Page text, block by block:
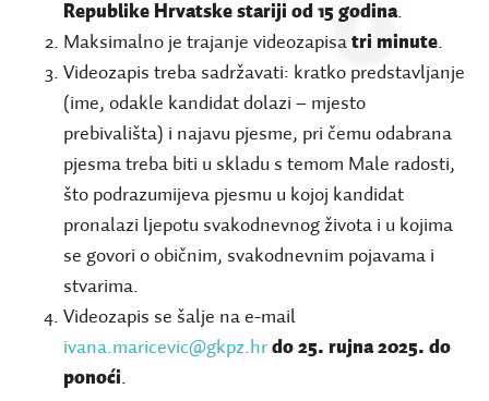
Republike Hrvatske stariji od 15 godina.
Maksimalno je trajanje videozapisa tri minute.
Videozapis treba sadržavati: kratko predstavljanje
(ime, odakle kandidat dolazi – mjesto
prebivališta) i najavu pjesme, pri čemu odabrana
pjesma treba biti u skladu s temom Male radosti,
što podrazumijeva pjesmu u kojoj kandidat
pronalazi ljepotu svakodnevnog života i u kojima
se govori o običnim, svakodnevnim pojavama i
stvarima.
Videozapis se šalje na e-mail
ivana.maricevic@gkpz.hr do 25. rujna 2025. do
ponoći